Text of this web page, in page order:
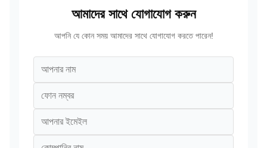
আমাদের সাথে যোগাযোগ করুন
আপনি যে কোন সময় আমাদের সাথে যোগাযোগ করতে পারেন!